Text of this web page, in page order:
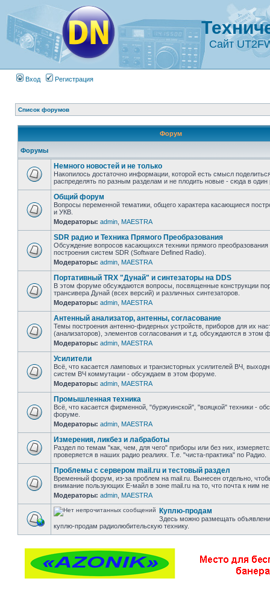
Сайт
Вход Регистрация
Список форумов
Форум
Форумы
Немного новостей и не только
Накопилось достаточно информации, которой есть смысл
распределять по разным разделам и не плодить новые - сюда в один
Общий форум
Вопросы переменной тематики, общего характера касающиеся
и УКВ.
Модераторы: admin MAESTRA
SDR радио и Техника Прямого Преобразования
Обсуждение вопросов касающихся техники прямого
построения систем SDR (Software Defined Radio).
Модераторы: admin MAESTRA
Портативный TRX "Дунай" и синтезаторы на DDS
В этом форуме обсуждаются вопросы, посвященные конструкции
трансивера Дунай (всех версий) и различных синтезаторов.
Модераторы: admin MAESTRA
Антенный анализатор, антенны, согласование
Темы построения антенно-фидерных устройств, приборов для их
(анализаторов), элементов согласования и т.д. обсуждаются в этом
Модераторы: admin MAESTRA
Усилители
Всё, что касается ламповых и транзисторных усилителей ВЧ,
систем ВЧ коммутации - обсуждаем в этом форуме.
Модераторы: admin MAESTRA
Промышленная техника
Всё, что касается фирменной, "буржуинской", "вояцкой" техники -
форуме.
Модераторы: admin MAESTRA
Измерения, ликбез и лабработы
Раздел по темам "как, чем, для чего" приборы или без них,
проверяется в наших радио реалиях. Т.е. "чиста-практика" по Радио.
Проблемы с сервером mail.ru и тестовый раздел
Временный форум, из-за проблем на mail.ru. Вынесен отдельно,
внимание пользующих Е-майл в зоне mail.ru на то, что почта к ним не
Модераторы: admin MAESTRA
Куплю-продам
Здесь можно размещать
куплю-продам радиолюбительскую технику.